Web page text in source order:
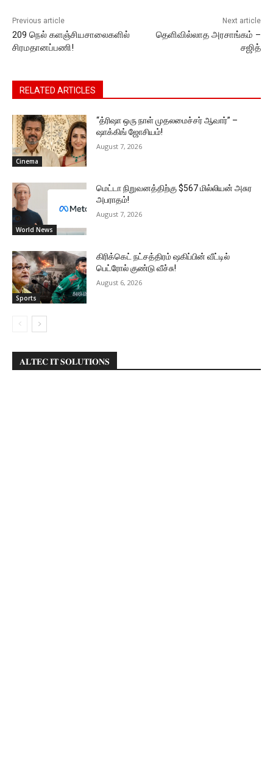
Previous article
209 நெல் களஞ்சியசாலைகளில்
சிரமதானப்பணி!
Next article
தெளிவில்லாத அரசாங்கம் –
சஜித்
RELATED ARTICLES
Cinema
“த்ரிஷா ஒரு நாள் முதலமைச்சர் ஆவார்” –
ஷாக்கிங் ஜோசியம்!
August 7, 2026
World News
மெட்டா நிறுவனத்திற்கு $567 மில்லியன் அசுர
அபராதம்!
August 7, 2026
Sports
கிரிக்கெட் நட்சத்திரம் ஷகிப்பின் வீட்டில்
பெட்ரோல் குண்டு வீச்சு!
August 6, 2026
𝐀𝐋𝐓𝐄𝐂 𝐈𝐓 𝐒𝐎𝐋𝐔𝐓𝐈𝐎𝐍𝐒